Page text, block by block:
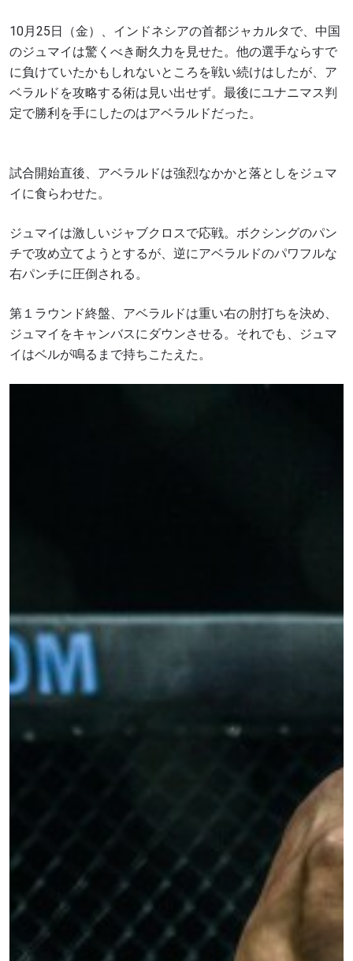
10月25日（金）、インドネシアの首都ジャカルタで、中国
のジュマイは驚くべき耐久力を見せた。他の選手ならすで
に負けていたかもしれないところを戦い続けはしたが、ア
ベラルドを攻略する術は見い出せず。最後にユナニマス判
定で勝利を手にしたのはアベラルドだった。
試合開始直後、アベラルドは強烈なかかと落としをジュマ
イに食らわせた。
ジュマイは激しいジャブクロスで応戦。ボクシングのパン
チで攻め立てようとするが、逆にアベラルドのパワフルな
右パンチに圧倒される。
第１ラウンド終盤、アベラルドは重い右の肘打ちを決め、
ジュマイをキャンバスにダウンさせる。それでも、ジュマ
イはベルが鳴るまで持ちこたえた。